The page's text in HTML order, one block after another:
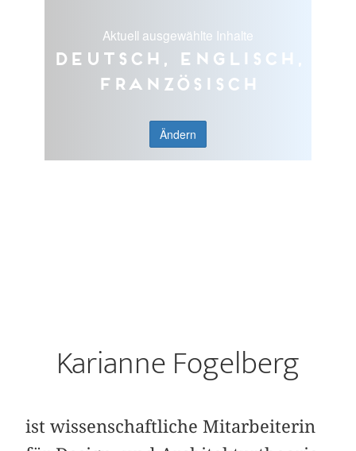
Aktuell ausgewählte Inhalte
Deutsch, Englisch,
Französisch
Ändern
Karianne Fogelberg
ist wissenschaftliche Mitarbeiterin